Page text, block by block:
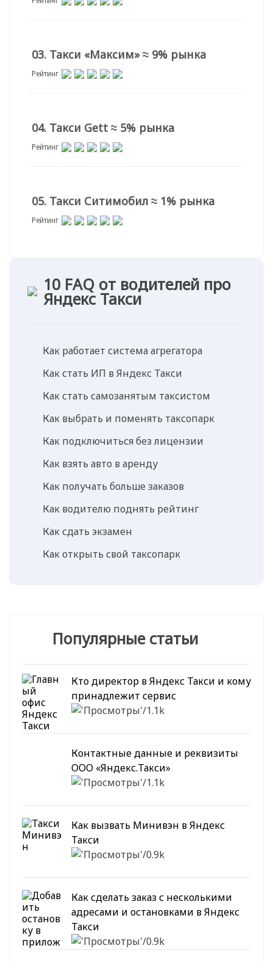
03. Такси «Максим» ≈ 9% рынка
Рейтинг
04. Такси Gett ≈ 5% рынка
Рейтинг
05. Такси Ситимобил ≈ 1% рынка
Рейтинг
10 FAQ от водителей про
Яндекс Такси
Как работает система агрегатора
Как стать ИП в Яндекс Такси
Как стать самозанятым таксистом
Как выбрать и поменять таксопарк
Как подключиться без лицензии
Как взять авто в аренду
Как получать больше заказов
Как водителю поднять рейтинг
Как сдать экзамен
Как открыть свой таксопарк
Популярные статьи
Кто директор в Яндекс Такси и кому
принадлежит сервис
1.1k
Контактные данные и реквизиты
ООО «Яндекс.Такси»
1.1k
Как вызвать Минивэн в Яндекс
Такси
0.9k
Как сделать заказ с несколькими
адресами и остановками в Яндекс
Такси
0.9k